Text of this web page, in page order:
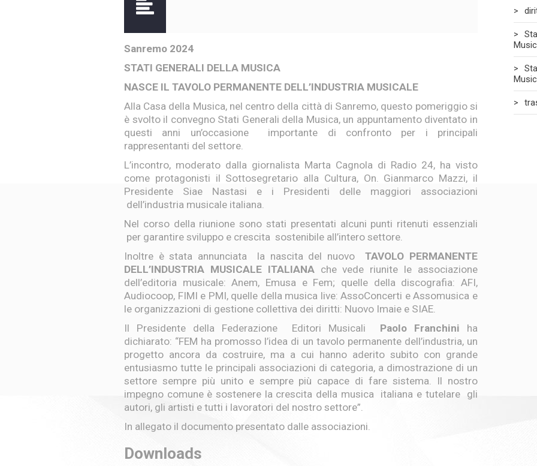
Sanremo 2024
STATI GENERALI DELLA MUSICA
NASCE IL TAVOLO PERMANENTE DELL’INDUSTRIA MUSICALE
Alla Casa della Musica, nel centro della città di Sanremo, questo pomeriggio si
è svolto il convegno Stati Generali della Musica, un appuntamento diventato in
questi anni un’occasione importante di confronto per i principali
rappresentanti del settore.
L’incontro, moderato dalla giornalista Marta Cagnola di Radio 24, ha visto
come protagonisti il Sottosegretario alla Cultura, On. Gianmarco Mazzi, il
Presidente Siae Nastasi e i Presidenti delle maggiori associazioni
dell’industria musicale italiana.
Nel corso della riunione sono stati presentati alcuni punti ritenuti essenziali
per garantire sviluppo e crescita sostenibile all’intero settore.
Inoltre è stata annunciata la nascita del nuovo
TAVOLO PERMANENTE
DELL’INDUSTRIA MUSICALE ITALIANAche vede riunite le associazione
dell’editoria musicale: Anem, Emusa e Fem; quelle della discografia: AFI,
Audiocoop, FIMI e PMI, quelle della musica live: AssoConcerti e Assomusica e
le organizzazioni di gestione collettiva dei diritti: Nuovo Imaie e SIAE.
Il Presidente della Federazione Editori Musicali Paolo Franchini ha
dichiarato: “FEM ha promosso l’idea di un tavolo permanente dell’industria, un
progetto ancora da costruire, ma a cui hanno aderito subito con grande
entusiasmo tutte le principali associazioni di categoria, a dimostrazione di un
settore sempre più unito e sempre più capace di fare sistema. Il nostro
impegno comune è sostenere la crescita della musica italiana e tutelare gli
autori, gli artisti e tutti i lavoratori del nostro settore”.
In allegato il documento presentato dalle associazioni.
Downloads